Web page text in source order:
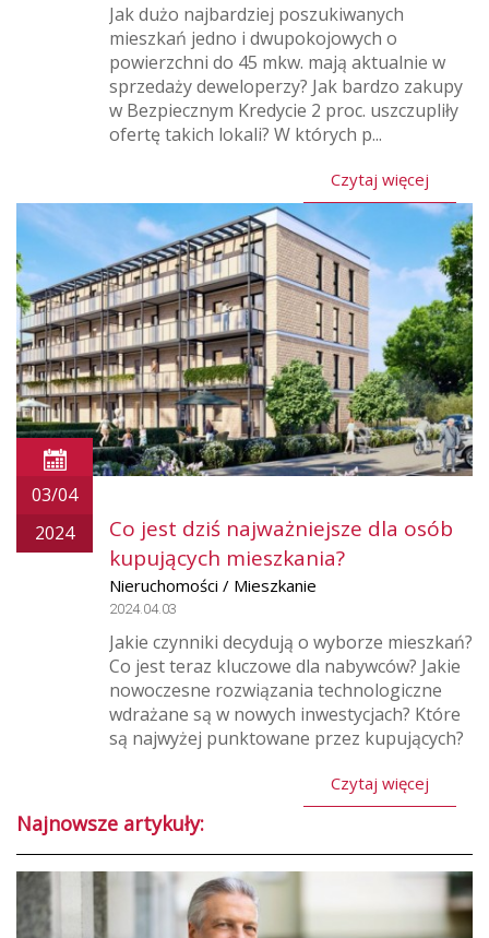
Jak dużo najbardziej poszukiwanych
mieszkań jedno i dwupokojowych o
powierzchni do 45 mkw. mają aktualnie w
sprzedaży deweloperzy? Jak bardzo zakupy
w Bezpiecznym Kredycie 2 proc. uszczupliły
ofertę takich lokali? W których p...
Czytaj więcej
03/04
2024
Co jest dziś najważniejsze dla osób
kupujących mieszkania?
Nieruchomości / Mieszkanie
2024.04.03
Jakie czynniki decydują o wyborze mieszkań?
Co jest teraz kluczowe dla nabywców? Jakie
nowoczesne rozwiązania technologiczne
wdrażane są w nowych inwestycjach? Które
są najwyżej punktowane przez kupujących?
Czytaj więcej
Najnowsze artykuły: